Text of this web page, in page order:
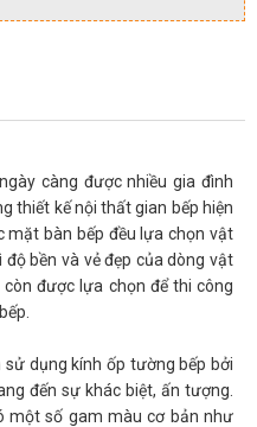
càng được nhiều gia đình
thiết kế nội thất gian bếp hiện
mặt bàn bếp đều lựa chọn vật
bền và vẻ đẹp của dòng vật
được lựa chọn để thi công
dụng kính ốp tường bếp bởi
đến sự khác biệt, ấn tượng.
một số gam màu cơ bản như